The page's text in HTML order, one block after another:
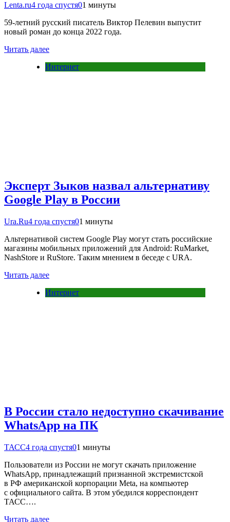
Lenta.ru4 года спустя01 минуты
59-летний русский писатель Виктор Пелевин выпустит
новый роман до конца 2022 года.
Читать далее
Интернет
Эксперт Зыков назвал альтернативу
Google Play в России
Ura.Ru4 года спустя01 минуты
Альтернативой систем Google Play могут стать российские
магазины мобильных приложений для Android: RuMarket,
NashStore и RuStore. Таким мнением в беседе с URA.
Читать далее
Интернет
В России стало недоступно скачивание
WhatsApp на ПК
ТАСС4 года спустя01 минуты
Пользователи из России не могут скачать приложение
WhatsApp, принадлежащий признанной экстремистской
в РФ американской корпорации Meta, на компьютер
с официального сайта. В этом убедился корреспондент
ТАСС….
Читать далее